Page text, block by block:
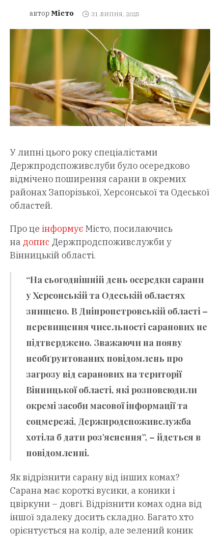
автор Місто 31 ЛИПНЯ, 2025
У липні цього року спеціалістами
Держпродспоживслуби було осередково
відмічено поширення сарани в окремих
районах Запорізької, Херсонської та Одеської
областей.
Про це інформує Місто, посилаючись
на допис Держпродспоживслужби у
Вінницькій області.
“На сьогоднішній день осередки сарани
у Херсонській та Одеській областях
знищено. В Дніпропетровській області –
перевищення чисельності саранових не
підтверджено. Зважаючи на появу
необґрунтованих повідомлень про
загрозу від саранових на території
Вінницької області, які розповсюдили
окремі засоби масової інформації та
соцмережі, Держпродспоживслужба
хотіла б дати роз’яснення”, – йдеться в
повідомленні.
Як відрізнити сарану від інших комах?
Сарана має короткі вусики, а коники і
цвіркуни – довгі. Відрізнити комах одна від
іншої здалеку досить складно. Багато хто
орієнтується на колір, але зелений коник